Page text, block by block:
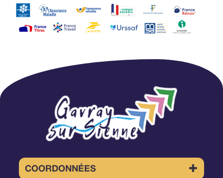
COORDONNÉES